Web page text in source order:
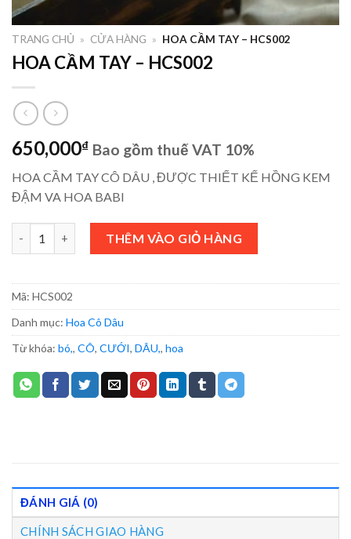
TRANG CHỦ » CỬA HÀNG » HOA CẦM TAY – HCS002
HOA CẦM TAY – HCS002
650,000₫ Bao gồm thuế VAT 10%
HOA CẦM TAY CÔ DÂU , ĐƯỢC THIẾT KẾ HỒNG KEM
ĐẬM VA HOA BABI
HOA CẦM TAY - HCS002 số lượng
THÊM VÀO GIỎ HÀNG
Mã: HCS002
Danh mục: Hoa Cô Dâu
Từ khóa: bó,, CÔ, CƯỚI, DÂU,, hoa
ĐÁNH GIÁ (0)
CHÍNH SÁCH GIAO HÀNG